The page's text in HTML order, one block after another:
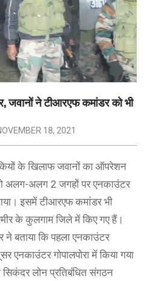
जवानों ने टीआरएफ कमांडर को भी
18, 2021
के खिलाफ जवानों का ऑपरेशन
अलग-अलग 2 जगहों पर एनकाउंटर
इसमें टीआरएफ कमांडर भी
के कुलगाम जिले में किए गए हैं।
ने बताया कि पहला एनकाउंटर
एनकाउंटर गोपालपोरा में किया गया
लोन प्रतिबंधित संगठन